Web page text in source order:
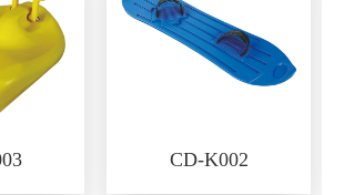
CD-K002